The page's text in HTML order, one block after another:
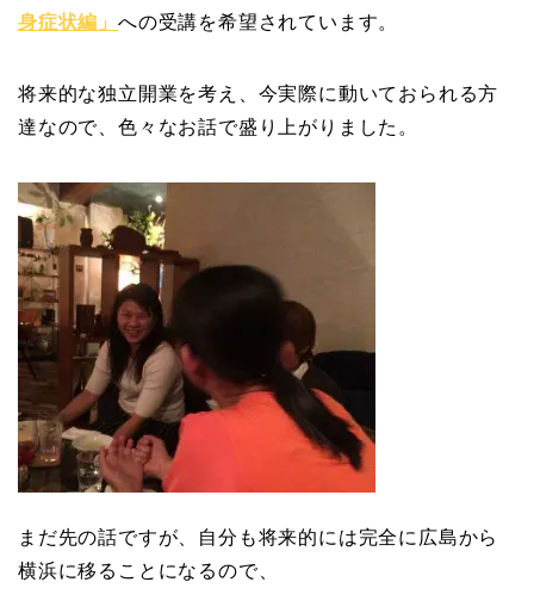
身症状編」 への受講を希望されています。
将来的な独立開業を考え、今実際に動いておられる方
達なので、色々なお話で盛り上がりました。
まだ先の話ですが、自分も将来的には完全に広島から
横浜に移ることになるので、